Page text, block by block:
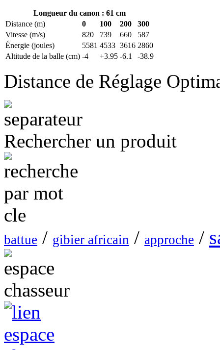
Longueur du canon : 61 cm
Distance (m)
0 100 200
300
Vitesse (m/s)
820 739 660
587
Énergie (joules)
5581 4533 3616 2860
Altitude de la balle (cm) -4 +3.95 -6.1 -38.9
Distance de Réglage
Rechercher un produit
battue / gibier africain / approche /